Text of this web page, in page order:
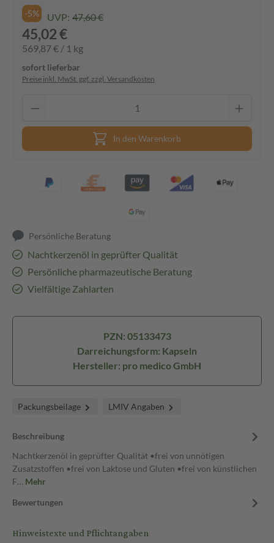
-5% UVP: 47,60 €
45,02 €
569,87 € / 1 kg
sofort lieferbar
Preise inkl. MwSt. ggf. zzgl. Versandkosten
In den Warenkorb
Persönliche Beratung
Nachtkerzenöl in geprüfter Qualität
Persönliche pharmazeutische Beratung
Vielfältige Zahlarten
PZN: 05133473
Darreichungsform: Kapseln
Hersteller: pro medico GmbH
Packungsbeilage LMIV Angaben
Beschreibung
Nachtkerzenöl in geprüfter Qualität •frei von unnötigen
Zusatzstoffen •frei von Laktose und Gluten •frei von künstlichen
F… Mehr
Bewertungen
Hinweistexte und Pflichtangaben